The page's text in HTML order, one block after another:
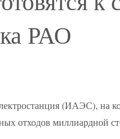
РАО
(ИАЭС), на
отходов миллиардной